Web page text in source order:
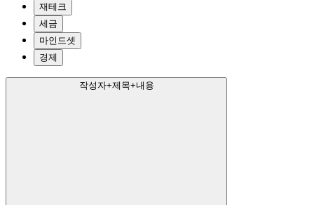
재테크
세금
마인드셋
경제
작성자+제목+내용